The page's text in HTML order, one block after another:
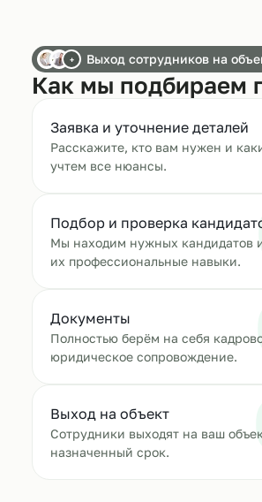
+ Выход сотрудников на
Как мы подбираем
Заявка и уточнение деталей
Расскажите, кто вам нужен и
учтем все нюансы.
Подбор и проверка
Мы находим нужных кандидатов
их профессиональные навыки.
Документы
Полностью берём на себя
юридическое сопровождение.
Выход на объект
Сотрудники выходят на ваш
назначенный срок.